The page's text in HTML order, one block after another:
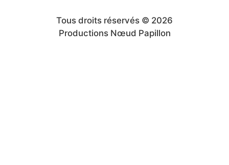
Tous droits réservés © 2026
Productions Nœud Papillon